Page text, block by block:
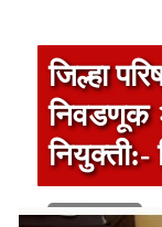
जिल्हा
निवडणूक
नियुक्ती:-
1 min read